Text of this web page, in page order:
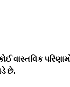
વાસ્તવિક
છે.